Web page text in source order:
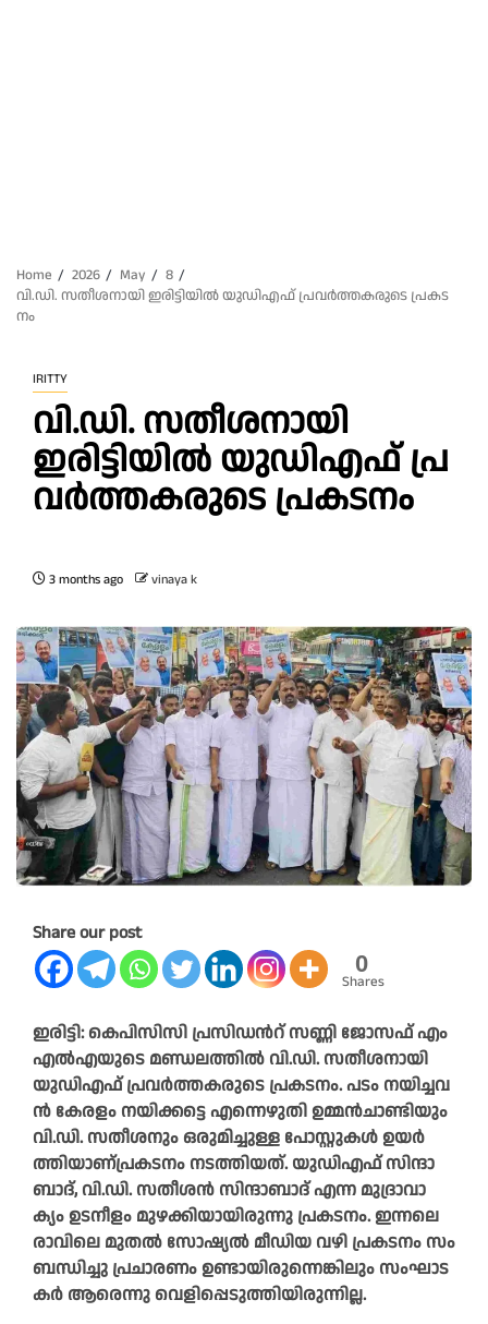
Home 2026 May
8
വി.​ഡി. സ​തീ​ശ​നാ​യി ഇരിട്ടിയിൽ യു​ഡി​എ​ഫ് പ്ര​വ​ർ​ത്ത​ക​രു​ടെ പ്ര​ക​ട​
നം
IRITTY
വി.​ഡി. സ​തീ​ശ​നാ​യി
ഇരിട്ടിയിൽ യു​ഡി​എ​ഫ് പ്ര​
വ​ർ​ത്ത​ക​രു​ടെ പ്ര​ക​ട​നം
3 months ago vinaya k
Share our post
0
Shares
ഇ​രി​ട്ടി: കെ​പി​സി​സി പ്ര​സി​ഡ​ന്‍റ് സ​ണ്ണി ജോ​സ​ഫ് എം​
എ​ൽ​എ​യു​ടെ മ​ണ്ഡ​ല​ത്തി​ൽ വി.​ഡി. സ​തീ​ശ​നാ​യി
യു​ഡി​എ​ഫ് പ്ര​വ​ർ​ത്ത​ക​രു​ടെ പ്ര​ക​ട​നം. പ​ടം ന​യി​ച്ച​വ​
ൻ കേ​ര​ളം ന​യി​ക്ക​ട്ടെ എ​ന്നെ​ഴു​തി ഉ​മ്മ​ൻ​ചാ​ണ്ടി​യും
വി.​ഡി. സ​തീ​ശ​നും ഒ​രു​മി​ച്ചു​ള്ള പോ​സ്റ്റു​ക​ൾ ഉ​യ​ർ​
ത്തി​യാ​ണ്പ്ര​ക​ട​നം ന​ട​ത്തി​യ​ത്. യു​ഡി​എ​ഫ് സി​ന്ദാ​
ബാ​ദ്, വി.​ഡി. സ​തീ​ശ​ൻ സി​ന്ദാ​ബാ​ദ് എ​ന്ന മു​ദ്രാ​വാ​
ക്യം ഉ​ട​നീ​ളം മു​ഴ​ക്കി​യാ​യി​രു​ന്നു പ്ര​ക​ട​നം. ഇ​ന്ന​ലെ
രാ​വി​ലെ മു​ത​ൽ സോ​ഷ്യ​ൽ മീ​ഡി​യ വ​ഴി പ്ര​ക​ട​നം സം​
ബ​ന്ധി​ച്ചു പ്ര​ചാ​ര​ണം ഉ​ണ്ടാ​യി​രു​ന്നെ​ങ്കി​ലും സം​ഘാ​ട​
ക​ർ ആ​രെ​ന്നു വെ​ളി​പ്പെ​ടു​ത്തി​യി​രു​ന്നി​ല്ല.